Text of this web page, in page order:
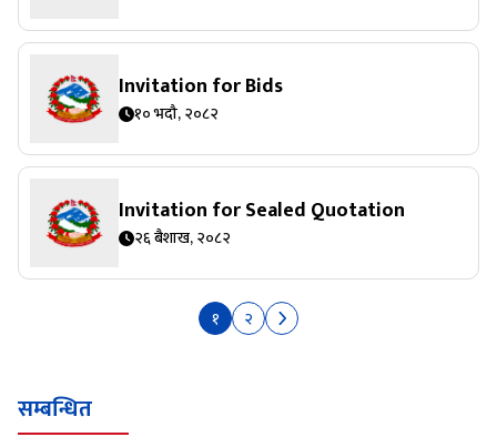
Invitation for Bids
१० भदौ, २०८२
Invitation for Sealed Quotation
२६ बैशाख, २०८२
१ २
सम्बन्धित